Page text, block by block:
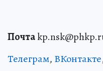
Почта
Телеграм, ВКонтакте